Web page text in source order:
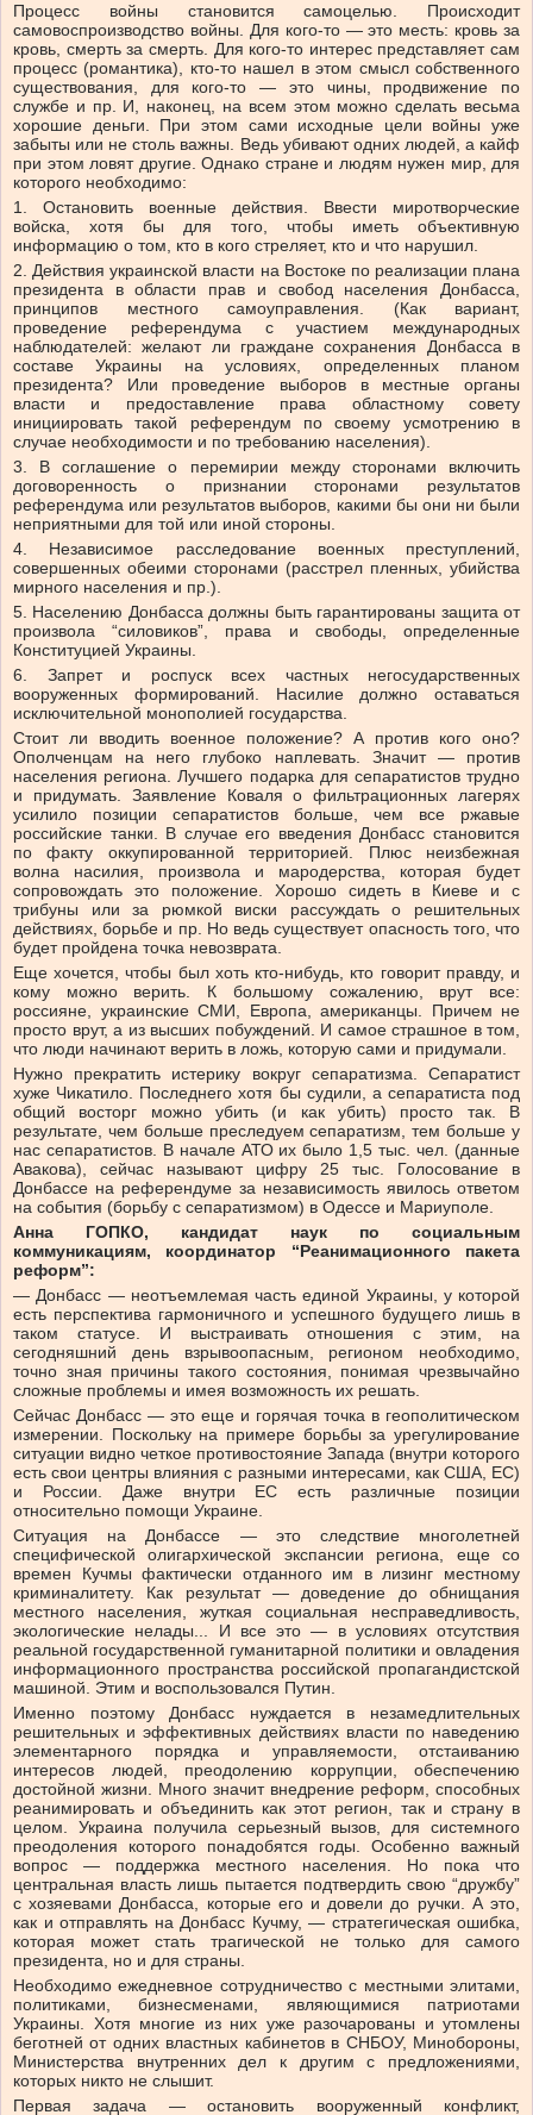
Процесс войны становится самоцелью. Происходит
самовоспроизводство войны. Для кого-то — это месть: кровь за
кровь, смерть за смерть. Для кого-то интерес представляет сам
процесс (романтика), кто-то нашел в этом смысл собственного
существования, для кого-то — это чины, продвижение по
службе и пр. И, наконец, на всем этом можно сделать весьма
хорошие деньги. При этом сами исходные цели войны уже
забыты или не столь важны. Ведь убивают одних людей, а кайф
при этом ловят другие. Однако стране и людям нужен мир, для
которого необходимо:
1. Остановить военные действия. Ввести миротворческие
войска, хотя бы для того, чтобы иметь объективную
информацию о том, кто в кого стреляет, кто и что нарушил.
2. Действия украинской власти на Востоке по реализации плана
президента в области прав и свобод населения Донбасса,
принципов местного самоуправления. (Как вариант,
проведение референдума с участием международных
наблюдателей: желают ли граждане сохранения Донбасса в
составе Украины на условиях, определенных планом
президента? Или проведение выборов в местные органы
власти и предоставление права областному совету
инициировать такой референдум по своему усмотрению в
случае необходимости и по требованию населения).
3. В соглашение о перемирии между сторонами включить
договоренность о признании сторонами результатов
референдума или результатов выборов, какими бы они ни были
неприятными для той или иной стороны.
4. Независимое расследование военных преступлений,
совершенных обеими сторонами (расстрел пленных, убийства
мирного населения и пр.).
5. Населению Донбасса должны быть гарантированы защита от
произвола “силовиков”, права и свободы, определенные
Конституцией Украины.
6. Запрет и роспуск всех частных негосударственных
вооруженных формирований. Насилие должно оставаться
исключительной монополией государства.
Стоит ли вводить военное положение? А против кого оно?
Ополченцам на него глубоко наплевать. Значит — против
населения региона. Лучшего подарка для сепаратистов трудно
и придумать. Заявление Коваля о фильтрационных лагерях
усилило позиции сепаратистов больше, чем все ржавые
российские танки. В случае его введения Донбасс становится
по факту оккупированной территорией. Плюс неизбежная
волна насилия, произвола и мародерства, которая будет
сопровождать это положение. Хорошо сидеть в Киеве и с
трибуны или за рюмкой виски рассуждать о решительных
действиях, борьбе и пр. Но ведь существует опасность того, что
будет пройдена точка невозврата.
Еще хочется, чтобы был хоть кто-нибудь, кто говорит правду, и
кому можно верить. К большому сожалению, врут все:
россияне, украинские СМИ, Европа, американцы. Причем не
просто врут, а из высших побуждений. И самое страшное в том,
что люди начинают верить в ложь, которую сами и придумали.
Нужно прекратить истерику вокруг сепаратизма. Сепаратист
хуже Чикатило. Последнего хотя бы судили, а сепаратиста под
общий восторг можно убить (и как убить) просто так. В
результате, чем больше преследуем сепаратизм, тем больше у
нас сепаратистов. В начале АТО их было 1,5 тыс. чел. (данные
Авакова), сейчас называют цифру 25 тыс. Голосование в
Донбассе на референдуме за независимость явилось ответом
на события (борьбу с сепаратизмом) в Одессе и Мариуполе.
Анна ГОПКО, кандидат наук по социальным
коммуникациям, координатор “Реанимационного пакета
реформ”:
— Донбасс — неотъемлемая часть единой Украины, у которой
есть перспектива гармоничного и успешного будущего лишь в
таком статусе. И выстраивать отношения с этим, на
сегодняшний день взрывоопасным, регионом необходимо,
точно зная причины такого состояния, понимая чрезвычайно
сложные проблемы и имея возможность их решать.
Сейчас Донбасс — это еще и горячая точка в геополитическом
измерении. Поскольку на примере борьбы за урегулирование
ситуации видно четкое противостояние Запада (внутри которого
есть свои центры влияния с разными интересами, как США, ЕС)
и России. Даже внутри ЕС есть различные позиции
относительно помощи Украине.
Ситуация на Донбассе — это следствие многолетней
специфической олигархической экспансии региона, еще со
времен Кучмы фактически отданного им в лизинг местному
криминалитету. Как результат — доведение до обнищания
местного населения, жуткая социальная несправедливость,
экологические нелады... И все это — в условиях отсутствия
реальной государственной гуманитарной политики и овладения
информационного пространства российской пропагандистской
машиной. Этим и воспользовался Путин.
Именно поэтому Донбасс нуждается в незамедлительных
решительных и эффективных действиях власти по наведению
элементарного порядка и управляемости, отстаиванию
интересов людей, преодолению коррупции, обеспечению
достойной жизни. Много значит внедрение реформ, способных
реанимировать и объединить как этот регион, так и страну в
целом. Украина получила серьезный вызов, для системного
преодоления которого понадобятся годы. Особенно важный
вопрос — поддержка местного населения. Но пока что
центральная власть лишь пытается подтвердить свою “дружбу”
с хозяевами Донбасса, которые его и довели до ручки. А это,
как и отправлять на Донбасс Кучму, — стратегическая ошибка,
которая может стать трагической не только для самого
президента, но и для страны.
Необходимо ежедневное сотрудничество с местными элитами,
политиками, бизнесменами, являющимися патриотами
Украины. Хотя многие из них уже разочарованы и утомлены
беготней от одних властных кабинетов в СНБОУ, Минобороны,
Министерства внутренних дел к другим с предложениями,
которых никто не слышит.
Первая задача — остановить вооруженный конфликт,